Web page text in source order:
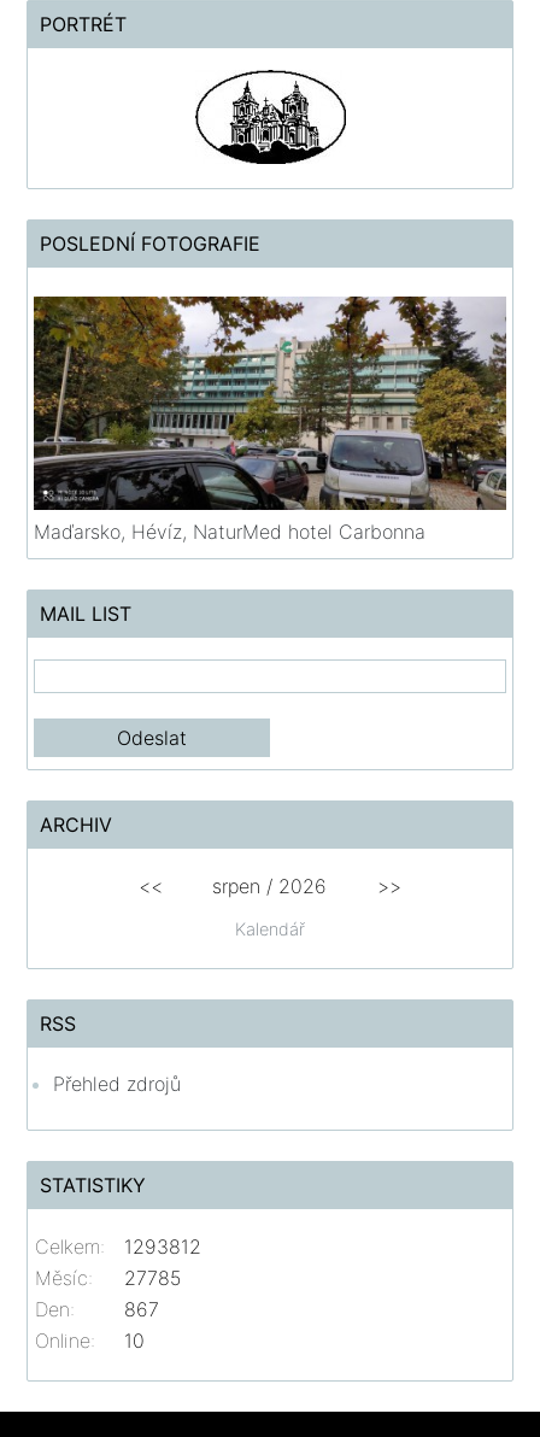
PORTRÉT
POSLEDNÍ FOTOGRAFIE
Maďarsko, Hévíz, NaturMed hotel Carbonna
MAIL LIST
ARCHIV
Kalendář
<< srpen / 2026 >>
RSS
Přehled zdrojů
STATISTIKY
Online: 10
Celkem:
1293812
Měsíc:
27785
Den:
867